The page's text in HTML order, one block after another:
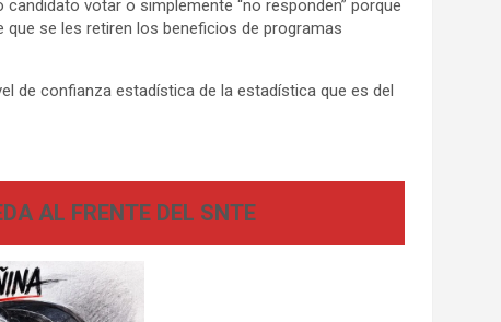
votar o simplemente “no responden” porque
se les retiren los beneficios de programas
de confianza estadística de la estadística que es del
AL FRENTE DEL SNTE